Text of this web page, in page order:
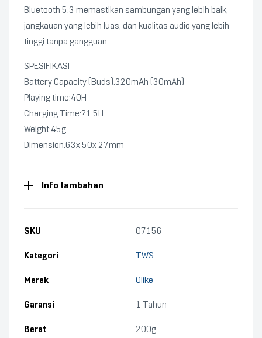
Bluetooth 5.3 memastikan sambungan yang lebih baik,
jangkauan yang lebih luas, dan kualitas audio yang lebih
tinggi tanpa gangguan.
SPESIFIKASI
Battery Capacity (Buds):320mAh (30mAh)
Playing time:40H
Charging Time:?1.5H
Weight:45g
Dimension:63x 50x 27mm
Info tambahan
SKU 07156
Kategori TWS
Merek Olike
Garansi 1 Tahun
Berat 200g